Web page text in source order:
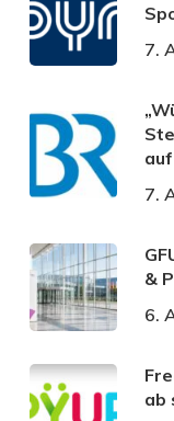
7.
7.
&
6.
ab